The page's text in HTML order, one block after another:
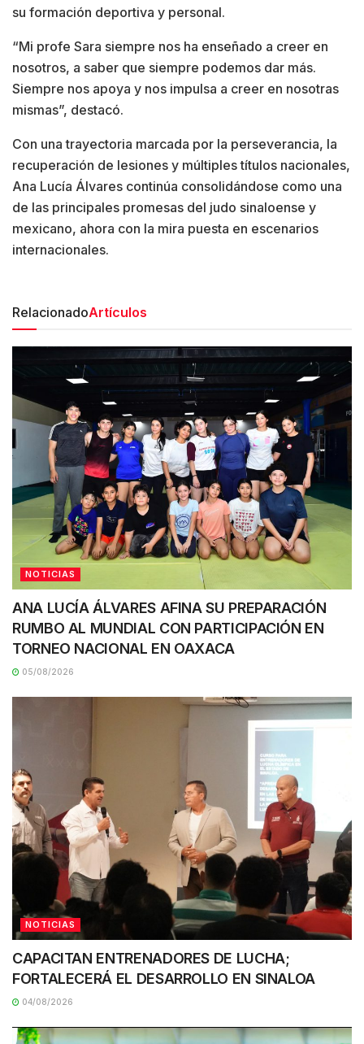
su formación deportiva y personal.
“Mi profe Sara siempre nos ha enseñado a creer en
nosotros, a saber que siempre podemos dar más.
Siempre nos apoya y nos impulsa a creer en nosotras
mismas”, destacó.
Con una trayectoria marcada por la perseverancia, la
recuperación de lesiones y múltiples títulos nacionales,
Ana Lucía Álvares continúa consolidándose como una
de las principales promesas del judo sinaloense y
mexicano, ahora con la mira puesta en escenarios
internacionales.
RelacionadoArtículos
NOTICIAS
ANA LUCÍA ÁLVARES AFINA SU PREPARACIÓN
RUMBO AL MUNDIAL CON PARTICIPACIÓN EN
TORNEO NACIONAL EN OAXACA
05/08/2026
NOTICIAS
CAPACITAN ENTRENADORES DE LUCHA;
FORTALECERÁ EL DESARROLLO EN SINALOA
04/08/2026